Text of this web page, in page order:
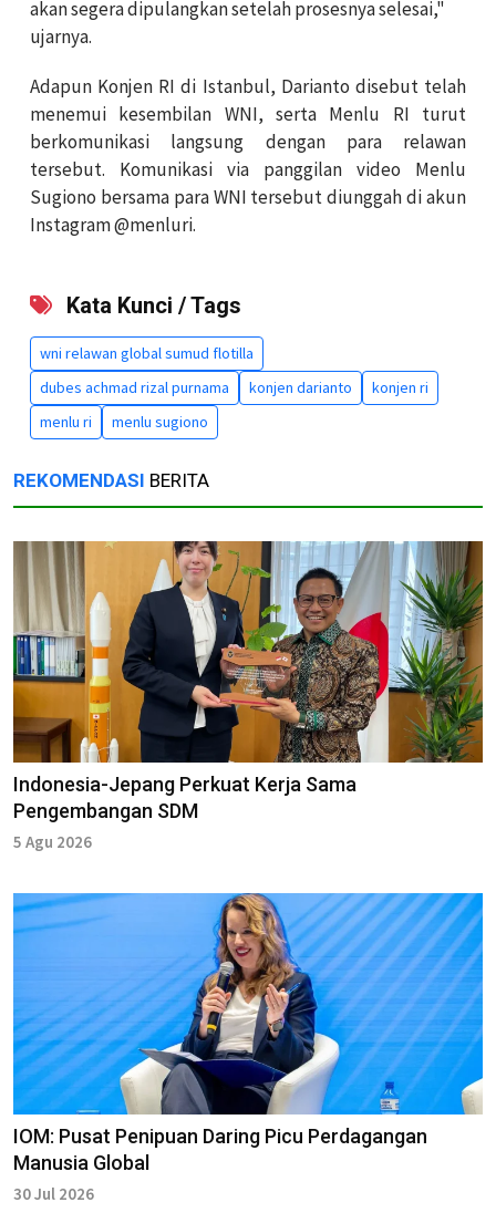
akan segera dipulangkan setelah prosesnya selesai,"
ujarnya.
Adapun Konjen RI di Istanbul, Darianto disebut telah
menemui kesembilan WNI, serta Menlu RI turut
berkomunikasi langsung dengan para relawan
tersebut. Komunikasi via panggilan video Menlu
Sugiono bersama para WNI tersebut diunggah di akun
Instagram @menluri.
Kata Kunci / Tags
wni relawan global sumud flotilla
dubes achmad rizal purnama
konjen darianto
konjen ri
menlu ri
menlu sugiono
REKOMENDASI BERITA
Indonesia-Jepang Perkuat Kerja Sama
Pengembangan SDM
5 Agu 2026
IOM: Pusat Penipuan Daring Picu Perdagangan
Manusia Global
30 Jul 2026